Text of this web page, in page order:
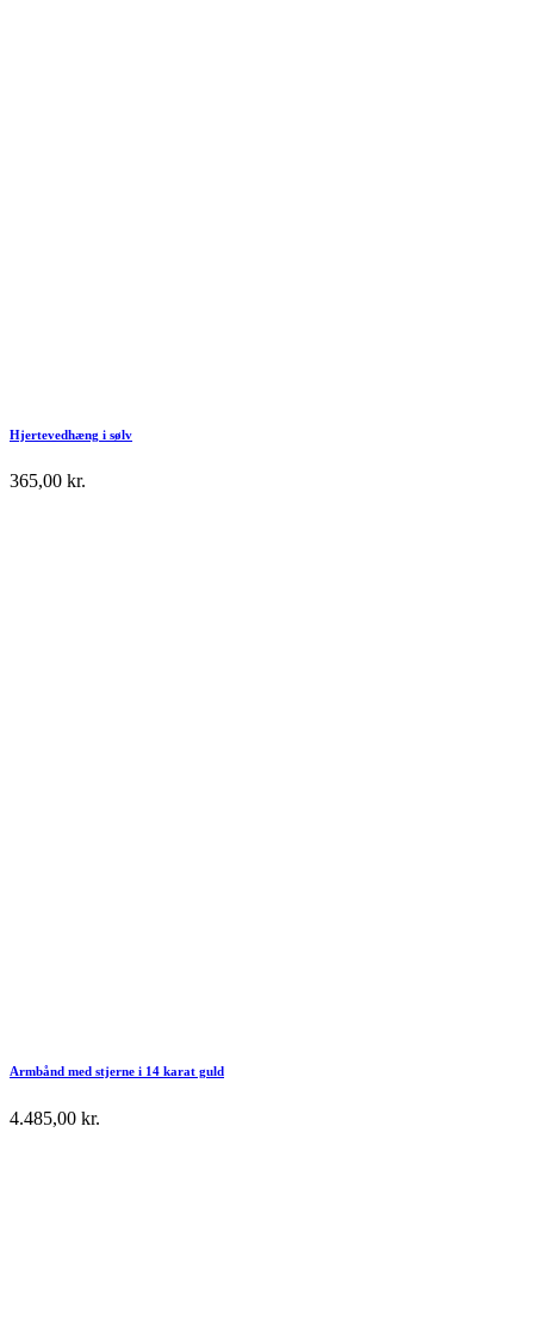
Hjertevedhæng i sølv
365,00 kr.
Armbånd med stjerne i 14 karat guld
4.485,00 kr.